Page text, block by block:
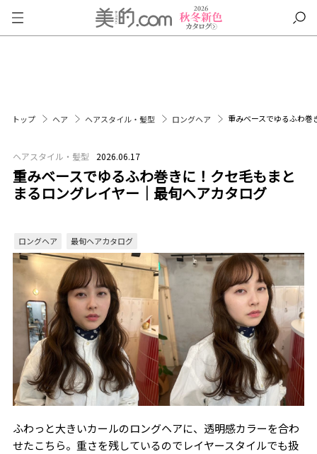
トップ ヘア ヘアスタイル・髪型 ロングヘア 重みベースでゆるふわ巻
ヘアスタイル・髪型 2026.06.17
重みベースでゆるふわ巻きに！クセ毛もまと
まるロングレイヤー｜最旬ヘアカタログ
ロングヘア 最旬ヘアカタログ
ふわっと大きいカールのロングヘアに、透明感カラーを合わ
せたこちら。重さを残しているのでレイヤースタイルでも扱